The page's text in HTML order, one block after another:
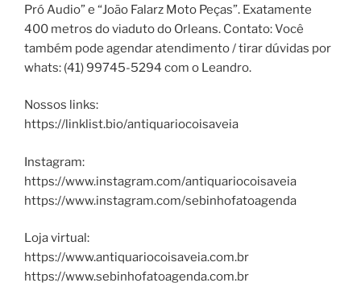
Pró Audio” e “João Falarz Moto Peças”. Exatamente
400 metros do viaduto do Orleans. Contato: Você
também pode agendar atendimento / tirar dúvidas por
whats: (41) 99745-5294 com o Leandro.
Nossos links:
https://linklist.bio/antiquariocoisaveia
Instagram:
https://www.instagram.com/antiquariocoisaveia
https://www.instagram.com/sebinhofatoagenda
Loja virtual:
https://www.antiquariocoisaveia.com.br
https://www.sebinhofatoagenda.com.br